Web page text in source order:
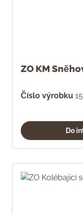
ZO KM
Číslo výrobku
Do